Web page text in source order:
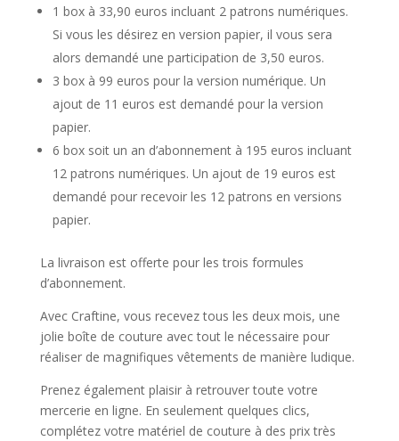
1 box à 33,90 euros incluant 2 patrons numériques.
Si vous les désirez en version papier, il vous sera
alors demandé une participation de 3,50 euros.
3 box à 99 euros pour la version numérique. Un
ajout de 11 euros est demandé pour la version
papier.
6 box soit un an d’abonnement à 195 euros incluant
12 patrons numériques. Un ajout de 19 euros est
demandé pour recevoir les 12 patrons en versions
papier.
La livraison est offerte pour les trois formules
d’abonnement.
Avec Craftine, vous recevez tous les deux mois, une
jolie boîte de couture avec tout le nécessaire pour
réaliser de magnifiques vêtements de manière ludique.
Prenez également plaisir à retrouver toute votre
mercerie en ligne. En seulement quelques clics,
complétez votre matériel de couture à des prix très